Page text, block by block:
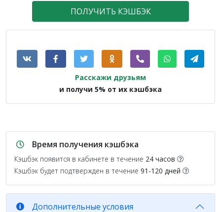
ПОЛУЧИТЬ КЭШБЭК
Расскажи друзьям
и получи 5% от их кэшбэка
Время получения кэшбэка
Кэшбэк появится в кабинете в течение 24 часов
Кэшбэк будет подтвержден в течение 91-120 дней
Дополнительные условия